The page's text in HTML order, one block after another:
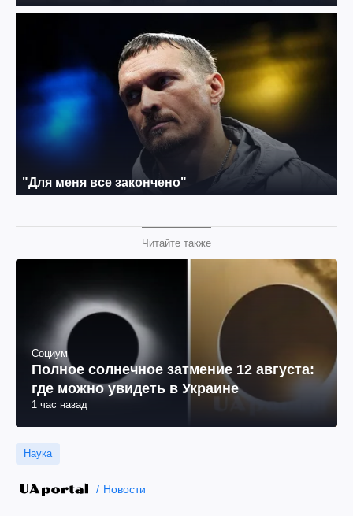
Читайте также
Социум
Полное солнечное затмение 12 августа:
где можно увидеть в Украине
1 час назад
Наука
Новости